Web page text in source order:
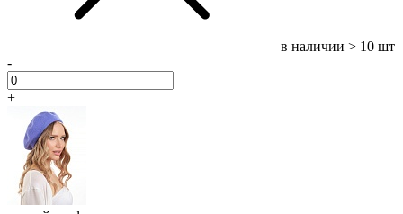
в наличии > 10 шт
-
+